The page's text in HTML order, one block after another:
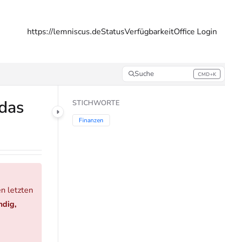
https://lemniscus.deStatusVerfügbarkeitOffice Login
Suche CMD+K
Press CMD+K to open search
letzten
STICHWORTE
Finanzen